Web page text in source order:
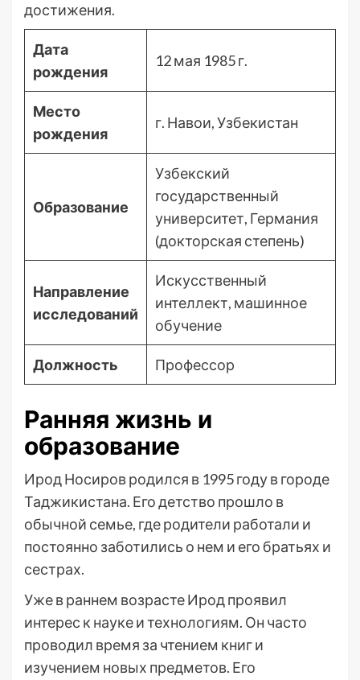
достижения.
Дата
рождения
12 мая 1985 г.
Место
рождения
г. Навои, Узбекистан
Образование
Узбекский
государственный
университет, Германия
(докторская степень)
Направление
исследований
Искусственный
интеллект, машинное
обучение
Должность Профессор
Ранняя жизнь и
образование
Ирод Носиров родился в 1995 году в городе
Таджикистана. Его детство прошло в
обычной семье, где родители работали и
постоянно заботились о нем и его братьях и
сестрах.
Уже в раннем возрасте Ирод проявил
интерес к науке и технологиям. Он часто
проводил время за чтением книг и
изучением новых предметов. Его